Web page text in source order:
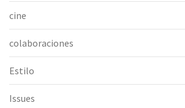
cine
colaboraciones
Estilo
Issues